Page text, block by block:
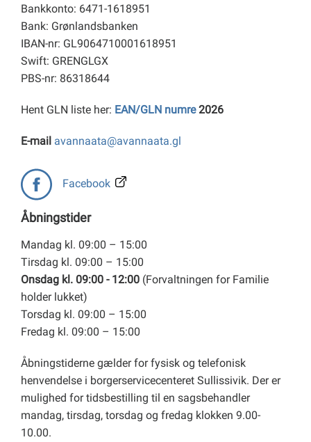
Bankkonto: 6471-1618951
Bank: Grønlandsbanken
IBAN-nr: GL9064710001618951
Swift: GRENGLGX
PBS-nr: 86318644
Hent GLN liste her: EAN/GLN numre2026
E-mail avannaata@avannaata.gl
Facebook
Åbningstider
Mandag kl. 09:00 – 15:00
Tirsdag kl. 09:00 – 15:00
Onsdag kl. 09:00 - 12:00 (Forvaltningen for Familie
holder lukket)
Torsdag kl. 09:00 – 15:00
Fredag kl. 09:00 – 15:00
Åbningstiderne gælder for fysisk og telefonisk
henvendelse i borgerservicecenteret Sullissivik. Der er
mulighed for tidsbestilling til en sagsbehandler
mandag, tirsdag, torsdag og fredag klokken 9.00-
10.00.